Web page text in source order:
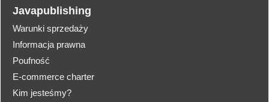
Javapublishing
Warunki sprzedaży
Informacja prawna
Poufność
E-commerce charter
Kim jesteśmy?